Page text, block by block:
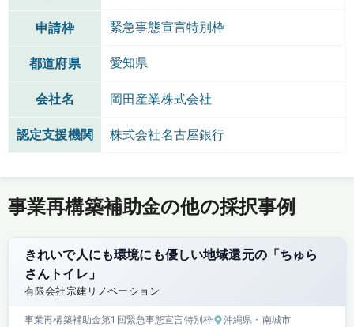
申請枠 緊急事態宣言特別枠
都道府県 愛知県
会社名 岡田産業株式会社
認定支援機関 株式会社名古屋銀行
事業再構築補助金の他の採択事例
きれいで人にも環境にも優しい地域還元の「ちゅら
さんトイレ」
有限会社宗建リノベーション
事業再構築補助金第1回緊急事態宣言特別枠 沖縄県 ・南城市